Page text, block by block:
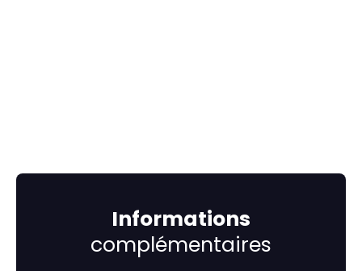
Informations
complémentaires